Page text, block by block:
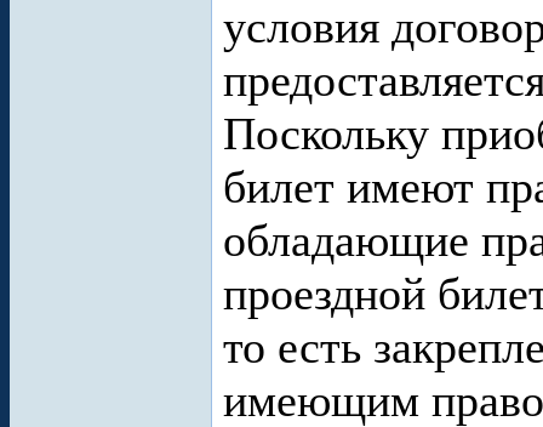
условия
Поскольку
билет имеют
обладающие
проездной
то есть
имеющим право